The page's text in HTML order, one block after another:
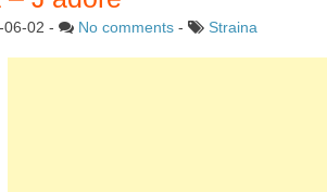
06-02 - No comments - Straina